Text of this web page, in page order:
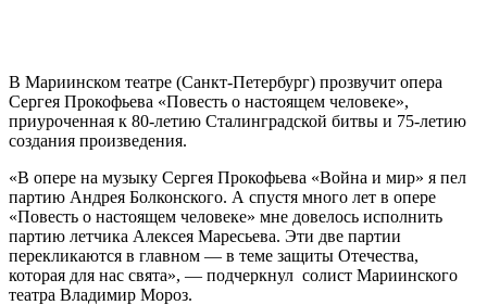
В Мариинском театре (Санкт-Петербург) прозвучит опера
Сергея Прокофьева «Повесть о настоящем человеке»,
приуроченная к 80-летию Сталинградской битвы и 75-летию
создания произведения.
«В опере на музыку Сергея Прокофьева «Война и мир» я пел
партию Андрея Болконского. А спустя много лет в опере
«Повесть о настоящем человеке» мне довелось исполнить
партию летчика Алексея Маресьева. Эти две партии
перекликаются в главном — в теме защиты Отечества,
которая для нас свята», — подчеркнул солист Мариинского
театра Владимир Мороз.